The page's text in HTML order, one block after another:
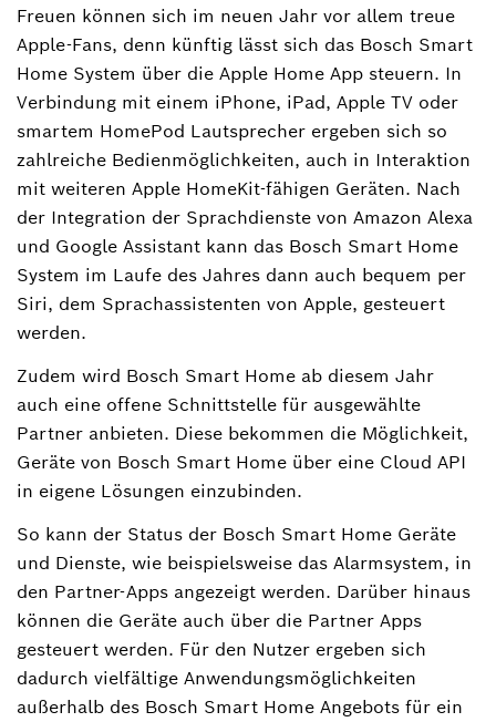
Freuen können sich im neuen Jahr vor allem treue
Apple-Fans, denn künftig lässt sich das Bosch Smart
Home System über die Apple Home App steuern. In
Verbindung mit einem iPhone, iPad, Apple TV oder
smartem HomePod Lautsprecher ergeben sich so
zahlreiche Bedienmöglichkeiten, auch in Interaktion
mit weiteren Apple HomeKit-fähigen Geräten. Nach
der Integration der Sprachdienste von Amazon Alexa
und Google Assistant kann das Bosch Smart Home
System im Laufe des Jahres dann auch bequem per
Siri, dem Sprachassistenten von Apple, gesteuert
werden.
Zudem wird Bosch Smart Home ab diesem Jahr
auch eine offene Schnittstelle für ausgewählte
Partner anbieten. Diese bekommen die Möglichkeit,
Geräte von Bosch Smart Home über eine Cloud API
in eigene Lösungen einzubinden.
So kann der Status der Bosch Smart Home Geräte
und Dienste, wie beispielsweise das Alarmsystem, in
den Partner-Apps angezeigt werden. Darüber hinaus
können die Geräte auch über die Partner Apps
gesteuert werden. Für den Nutzer ergeben sich
dadurch vielfältige Anwendungsmöglichkeiten
außerhalb des Bosch Smart Home Angebots für ein